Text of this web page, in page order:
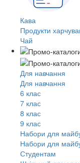
Кава
Продукти
Чай
Для навчання
Для навчання
6 клас
7 клас
8 клас
9 клас
Набори для
Набори для
Студентам